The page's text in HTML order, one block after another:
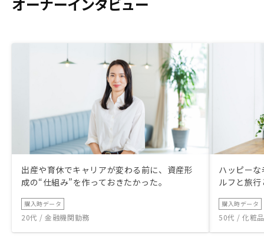
出産や育休でキャリアが変わる前に、資産形
成の“仕組み”を作っておきたかった。
購入時データ
20代 / 金融機関勤務
ハッピー
ルフと旅
購入時データ
50代 / 化粧